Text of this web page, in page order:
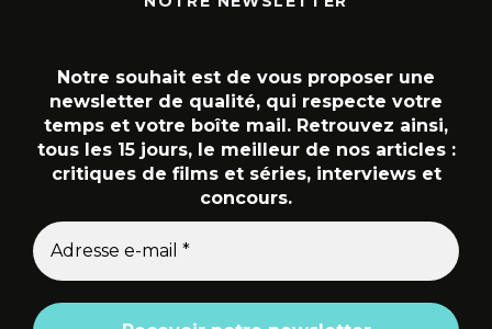
Notre souhait est de vous proposer une
newsletter de qualité, qui respecte votre
temps et votre boîte mail. Retrouvez ainsi,
tous les 15 jours, le meilleur de nos articles :
critiques de films et séries, interviews et
concours.